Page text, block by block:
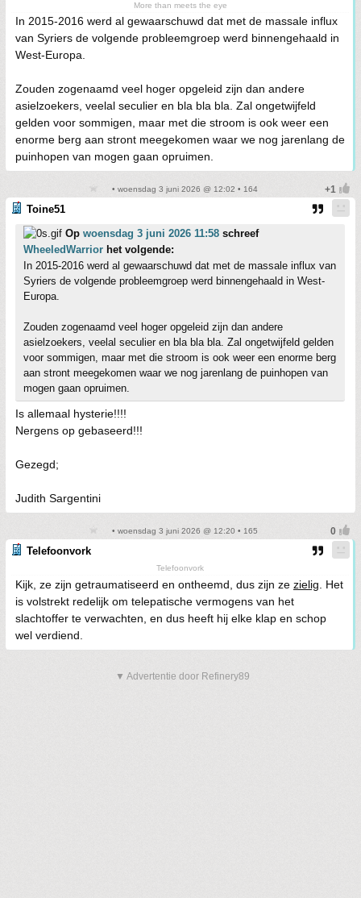
More than meets the eye
In 2015-2016 werd al gewaarschuwd dat met de massale influx
van Syriers de volgende probleemgroep werd binnengehaald in
West-Europa.
Zouden zogenaamd veel hoger opgeleid zijn dan andere
asielzoekers, veelal seculier en bla bla bla. Zal ongetwijfeld
gelden voor sommigen, maar met die stroom is ook weer een
enorme berg aan stront meegekomen waar we nog jarenlang de
puinhopen van mogen gaan opruimen.
• woensdag 3 juni 2026 @ 12:02 • 164
Toine51
Op woensdag 3 juni 2026 11:58 schreef
WheeledWarrior het volgende:
In 2015-2016 werd al gewaarschuwd dat met de massale influx van
Syriers de volgende probleemgroep werd binnengehaald in West-
Europa.
Zouden zogenaamd veel hoger opgeleid zijn dan andere
asielzoekers, veelal seculier en bla bla bla. Zal ongetwijfeld gelden
voor sommigen, maar met die stroom is ook weer een enorme berg
aan stront meegekomen waar we nog jarenlang de puinhopen van
mogen gaan opruimen.
Is allemaal hysterie!!!!
Nergens op gebaseerd!!!
Gezegd;
Judith Sargentini
• woensdag 3 juni 2026 @ 12:20 • 165
Telefoonvork
Telefoonvork
Kijk, ze zijn getraumatiseerd en ontheemd, dus zijn ze zielig . Het
is volstrekt redelijk om telepatische vermogens van het
slachtoffer te verwachten, en dus heeft hij elke klap en schop
wel verdiend.
▼ Advertentie door Refinery89